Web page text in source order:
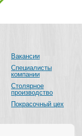
Вакансии
Специалисты
компании
Столярное
производство
Покрасочный цех